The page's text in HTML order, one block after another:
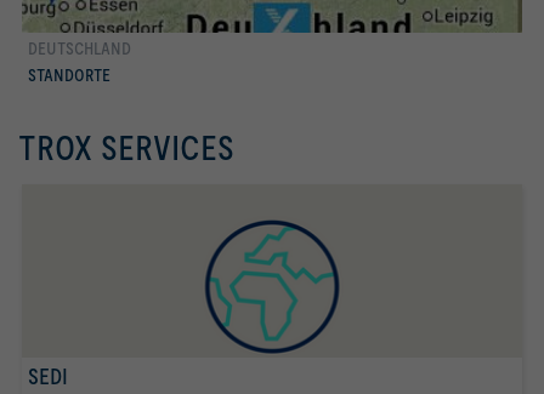
DEUTSCHLAND
STANDORTE
di più
TROX SERVICES
SEDI